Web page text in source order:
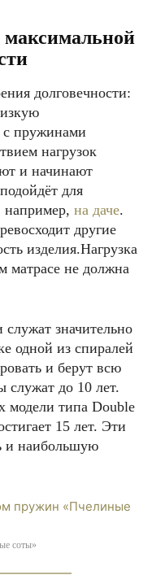
максимальной
долговечности:
с пружинами
нагрузок
и начинают
для
например, на даче.
другие
изделия.Нагрузка
матрасе не должна
значительно
одной из спиралей
и берут всю
служат до 10 лет.
модели типа Double
15 лет. Эти
и наибольшую
соты»